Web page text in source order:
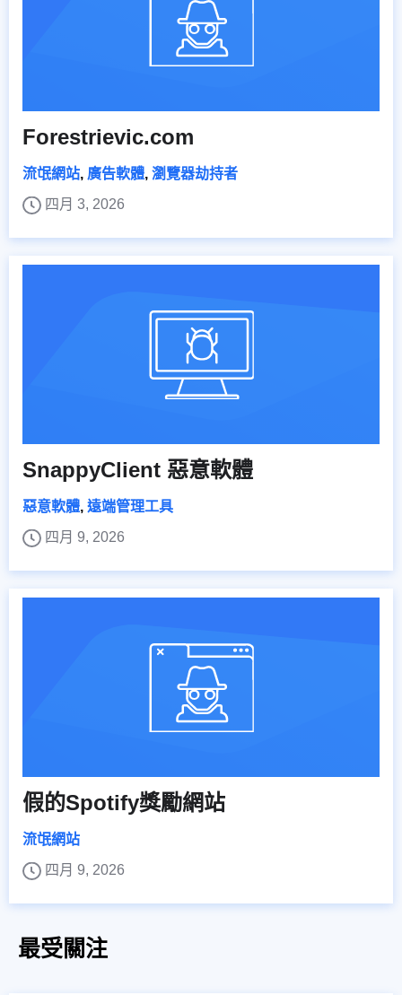
Forestrievic.com
流氓網站, 廣告軟體, 瀏覽器劫持者
四月 3, 2026
SnappyClient 惡意軟體
惡意軟體, 遠端管理工具
四月 9, 2026
假的Spotify獎勵網站
流氓網站
四月 9, 2026
最受關注